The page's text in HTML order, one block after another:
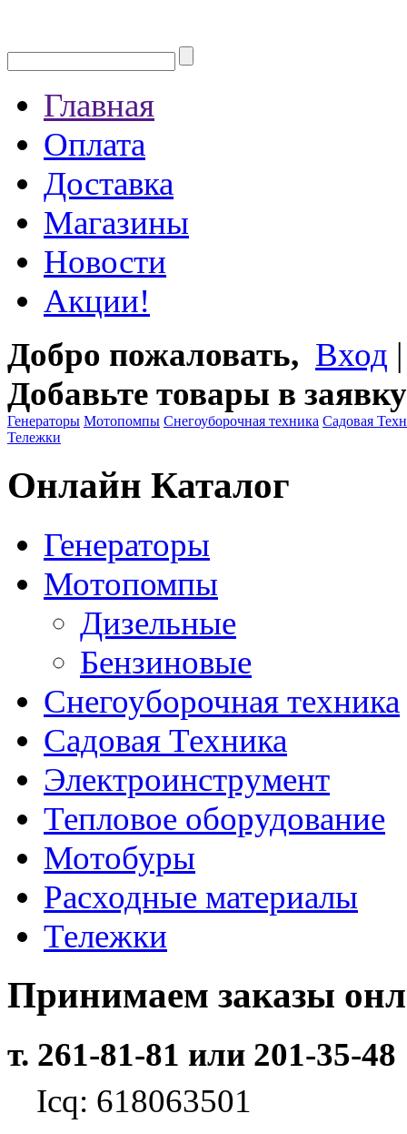
Главная
Оплата
Доставка
Магазины
Новости
Акции!
Добро пожаловать, Вход
Добавьте товары в заявку
Генераторы Мотопомпы Снегоуборочная техника Садовая
Тележки
Онлайн Каталог
Генераторы
Мотопомпы
Дизельные
Бензиновые
Снегоуборочная техника
Садовая Техника
Электроинструмент
Тепловое оборудование
Мотобуры
Расходные материалы
Тележки
Принимаем заказы
т. 261-81-81 или 201-35-48
Icq: 618063501